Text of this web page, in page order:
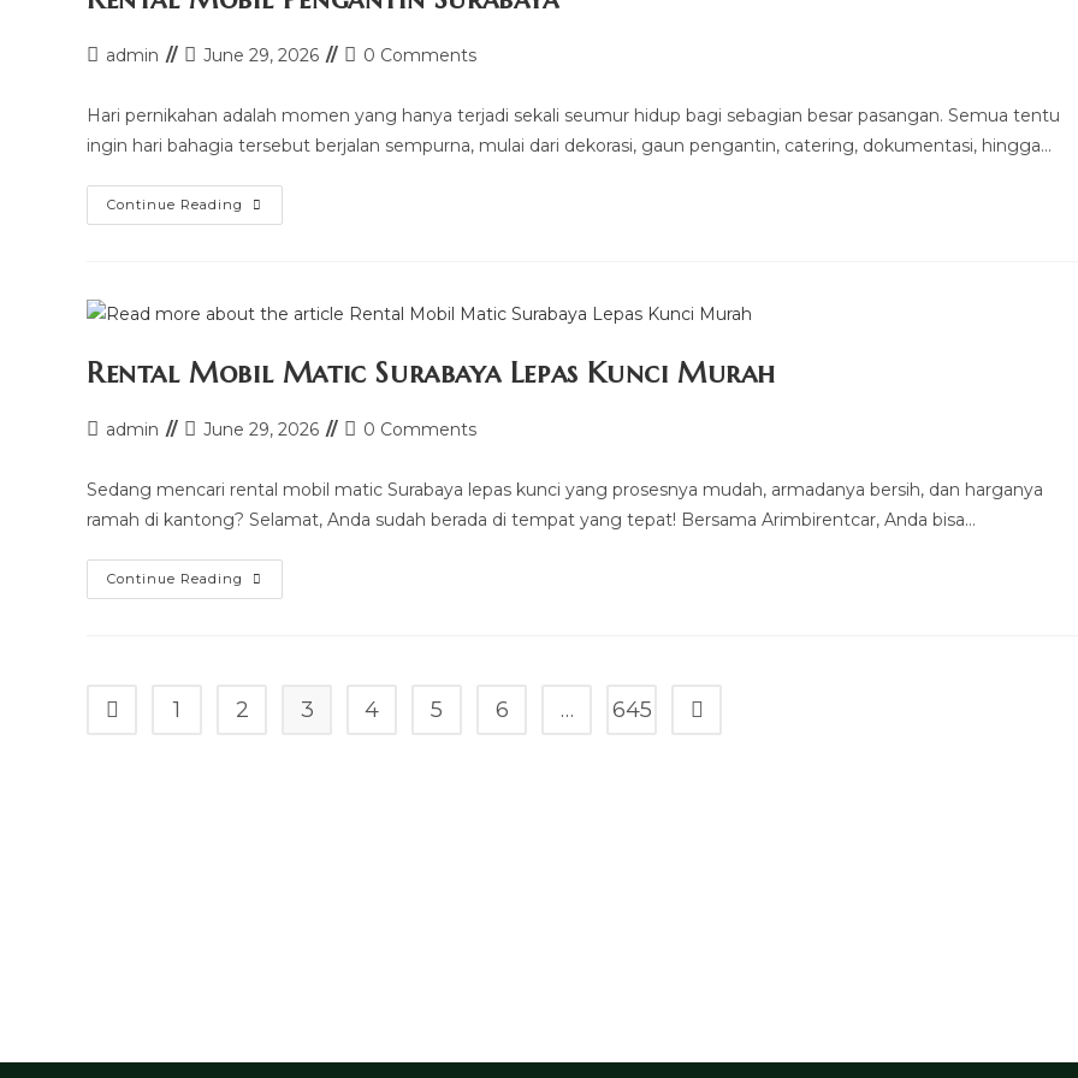
Postadmin
Post
modified:
June 29, 2026
Post0 Comments
Hari pernikahan adalah momen yang hanya terjadi sekali seumur hidup bagi sebagian besar pasangan. Semua tentu
ingin hari bahagia tersebut berjalan sempurna, mulai dari dekorasi, gaun pengantin, catering, dokumentasi, hingga…
Continue Reading Rental
Mobil
Rental Mobil Matic Surabaya Lepas Kunci Murah
Postadmin
Post
modified:
June 29, 2026
Post0 Comments
Sedang mencari rental mobil matic Surabaya lepas kunci yang prosesnya mudah, armadanya bersih, dan harganya
ramah di kantong? Selamat, Anda sudah berada di tempat yang tepat! Bersama Arimbirentcar, Anda bisa…
Continue Reading Rental
Mobil
Go to the previous page
1 2 3 4 5 6 … 645 Go to the next page